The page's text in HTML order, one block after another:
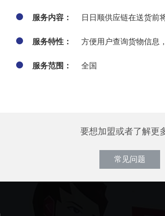
服务内容： 日日顺供应链在送货前
服务特性： 方便用户查询货物信息
服务范围： 全国
要想加盟或者了解更
常见问题